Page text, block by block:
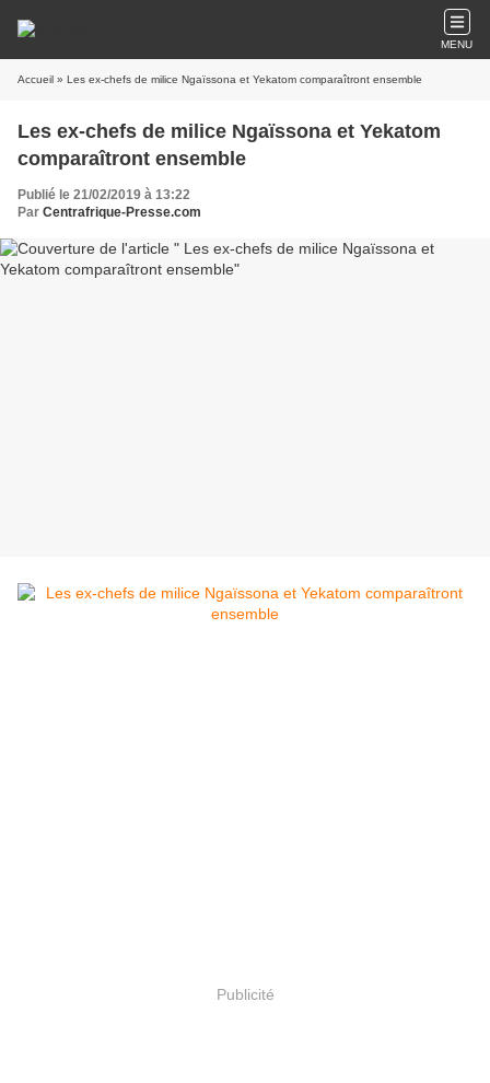
MENU
Accueil » Les ex-chefs de milice Ngaïssona et Yekatom comparaîtront ensemble
Les ex-chefs de milice Ngaïssona et Yekatom
comparaîtront ensemble
Publié le 21/02/2019 à 13:22
Par Centrafrique-Presse.com
Publicité